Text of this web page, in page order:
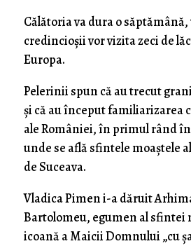
Călătoria va dura o
credincioșii vor vizita zeci de
Europa.
Pelerinii spun că au trecut
și că au început familiarizarea
ale României, în primul rând în
unde se află sfintele moaștele
de Suceava.
Vladica Pimen i-a dăruit
Bartolomeu, egumen al sfintei
icoană a Maicii Domnului „cu